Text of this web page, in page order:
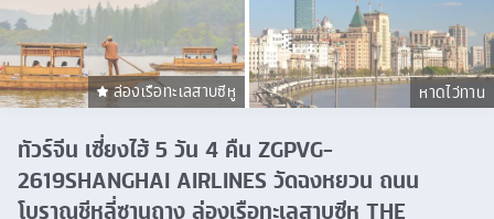
ล่องเรือทะเลสาบซีหู หาดไว่ทาน
ทัวร์จีน เซี่ยงไฮ้ 5 วัน 4 คืน ZGPVG-
2619SHANGHAI AIRLINES วัดฉงหยวน ถนน
โบราณชีหลี่ซานถาง ล่องเรือทะเลสาบซีหู THE